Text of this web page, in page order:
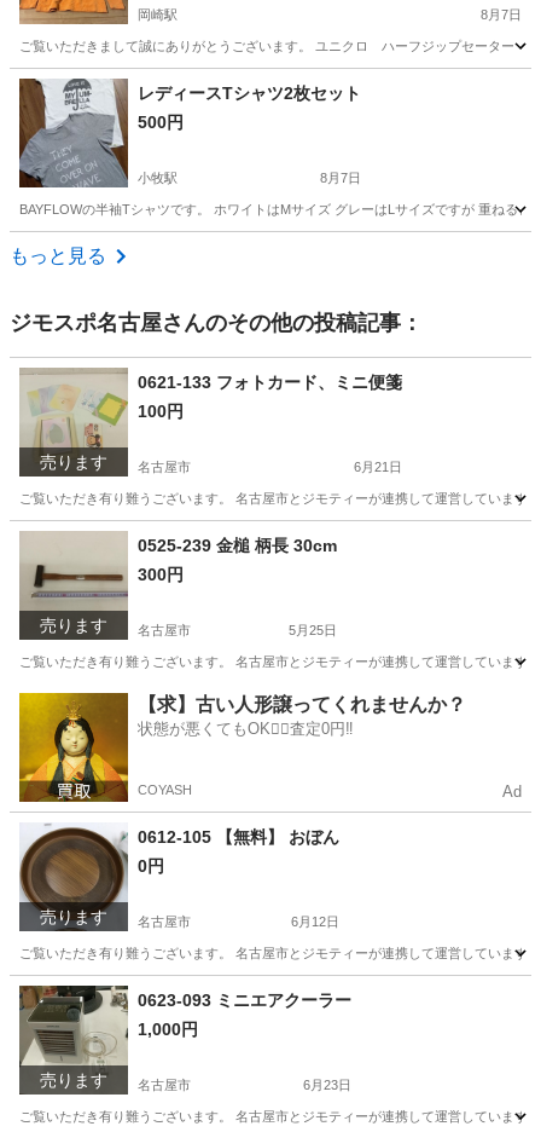
岡崎駅 8月7日
ご覧いただきまして誠にありがとうございます。 ユニクロ ハーフジップセーター
愛知 岡崎市 岡崎駅 フリース
レディースTシャツ2枚セット
500円
小牧駅 8月7日
BAYFLOWの半袖Tシャツです。 ホワイトはMサイズ グレーはLサイズですが 重ねる
愛知 小牧市
もっと見る
ジモスポ名古屋さんのその他の投稿記事：
売ります
0621-133 フォトカード、ミニ便箋
100円
名古屋市 6月21日
ご覧いただき有り難うございます。 名古屋市とジモティーが連携して運営してい
愛知 名古屋市 リユース
売ります
0525-239 金槌 柄長 30cm
300円
名古屋市 5月25日
ご覧いただき有り難うございます。 名古屋市とジモティーが連携して運営してい
その他 リユース
【求】古い人形譲ってくれませんか？
状態が悪くてもOK🙆‍♀️査定0円‼️
COYASH Ad
売ります
0612-105 【無料】 おぼん
0円
名古屋市 6月12日
ご覧いただき有り難うございます。 名古屋市とジモティーが連携して運営してい
愛知 名古屋市 リユース
売ります
0623-093 ミニエアクーラー
1,000円
名古屋市 6月23日
ご覧いただき有り難うございます。 名古屋市とジモティーが連携して運営してい